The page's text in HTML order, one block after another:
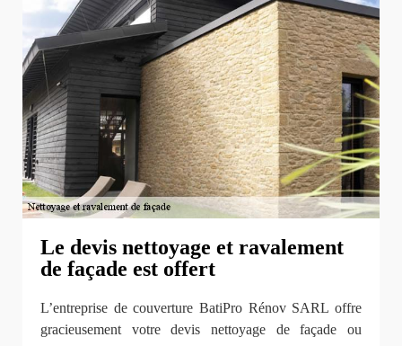
Le devis nettoyage et ravalement
de façade est offert
L’entreprise de couverture BatiPro Rénov SARL offre
gracieusement votre devis nettoyage de façade ou